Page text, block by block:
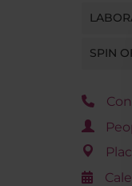
SPIN